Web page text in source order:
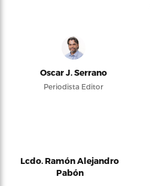
Oscar J. Serrano
Periodista Editor
Lcdo. Ramón Alejandro
Pabón